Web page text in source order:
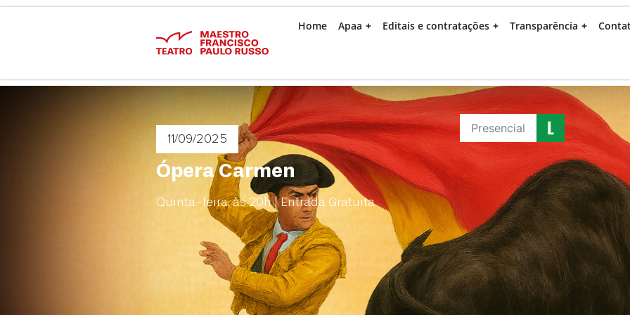
Home Apaa Editais e contratações Transparência
11/09/2025
Ópera Carmen
Quinta-feira, às 20h | Entrada Gratuita
Presencial